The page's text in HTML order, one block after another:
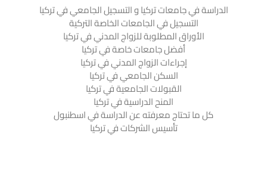
الدراسة في جامعات تركيا و التسجيل الجامعي في تركيا
التسجيل في الجامعات الخاصة التركية
الأوراق المطلوبة للزواج المدني في تركيا
أفضل جامعات خاصة في تركيا
إجراءات الزواج المدني في تركيا
السكن الجامعي في تركيا
القبولات الجامعية في تركيا
المنح الدراسية في تركيا
كل ما تحتاج معرفته عن الدراسة في اسطنبول
تأسيس الشركات في تركيا